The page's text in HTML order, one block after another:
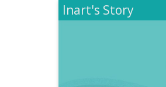
Inart's Story